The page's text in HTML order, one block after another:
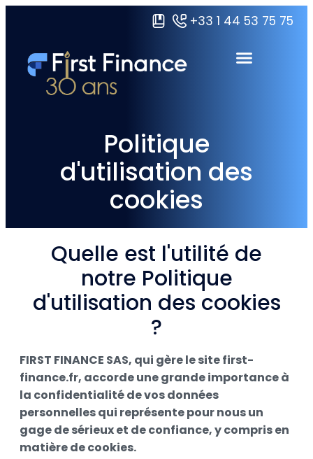
+33 1 44 53 75 75
Politique
d'utilisation des
cookies
Quelle est l'utilité de
notre Politique
d'utilisation des cookies
?
FIRST FINANCE SAS, qui gère le site first-
finance.fr, accorde une grande importance à
la confidentialité de vos données
personnelles qui représente pour nous un
gage de sérieux et de confiance, y compris en
matière de cookies.